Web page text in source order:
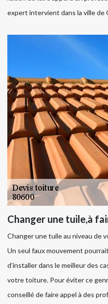
expert intervient dans la ville de
Changer une tuile,à
Changer une tuile au niveau de
Un seul faux mouvement
d’installer dans le meilleur des
votre toiture. Pour éviter ce
conseillé de faire appel à des